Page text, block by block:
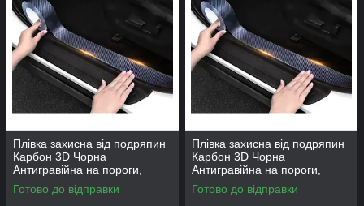
Плівка захисна від подряпин
Карбон 3D Чорна
Антигравійна на пороги,
дзеркала, кузов 5 см на 3 м
Готово до відправки
Плівка захисна від подряпин
Карбон 3D Чорна
Антигравійна на пороги,
дзеркала, кузов 3 см на 5 м
Готово до відправки